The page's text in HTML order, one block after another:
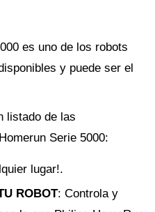
es uno de los robots
y puede ser el
listado de las
Serie 5000:
lugar!.
ROBOT: Controla y